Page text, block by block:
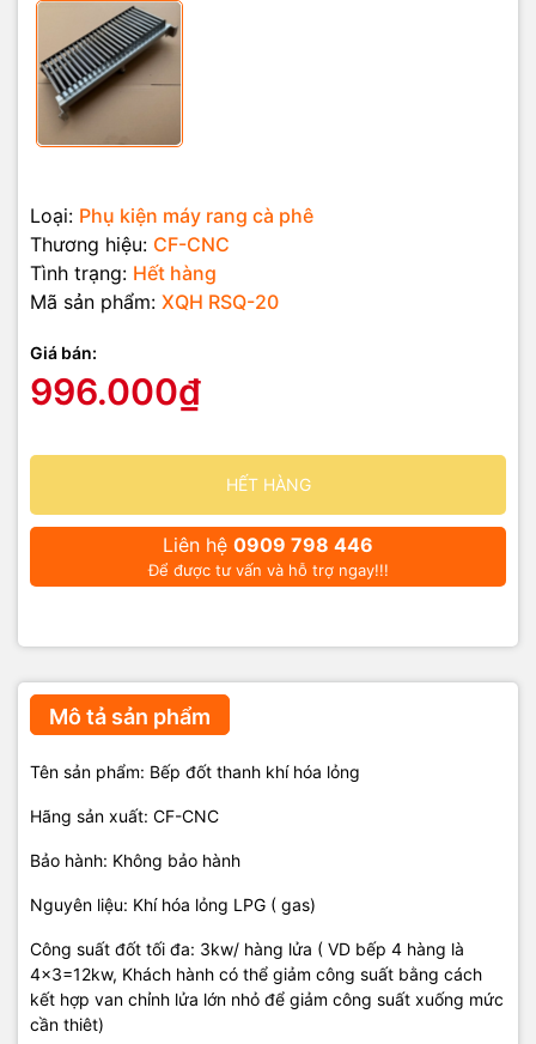
Loại: Phụ kiện máy rang cà phê
Thương hiệu: CF-CNC
Tình trạng: Hết hàng
Mã sản phẩm: XQH RSQ-20
Giá bán:
996.000₫
HẾT HÀNG
Liên hệ 0909 798 446
Để được tư vấn và hỗ trợ ngay!!!
Mô tả sản phẩm
Tên sản phẩm: Bếp đốt thanh khí hóa lỏng
Hãng sản xuất: CF-CNC
Bảo hành: Không bảo hành
Nguyên liệu: Khí hóa lỏng LPG ( gas)
Công suất đốt tối đa: 3kw/ hàng lửa ( VD bếp 4 hàng là
4x3=12kw, Khách hành có thể giảm công suất bằng cách
kết hợp van chỉnh lửa lớn nhỏ để giảm công suất xuống mức
cần thiêt)